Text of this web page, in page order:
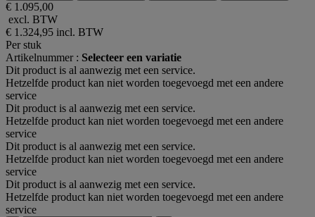
€ 1.095,00
excl. BTW
€ 1.324,95 incl. BTW
Per stuk
Artikelnummer : Selecteer een variatie
Dit product is al aanwezig met een service.
Hetzelfde product kan niet worden toegevoegd met een andere
service
Dit product is al aanwezig met een service.
Hetzelfde product kan niet worden toegevoegd met een andere
service
Dit product is al aanwezig met een service.
Hetzelfde product kan niet worden toegevoegd met een andere
service
Dit product is al aanwezig met een service.
Hetzelfde product kan niet worden toegevoegd met een andere
service